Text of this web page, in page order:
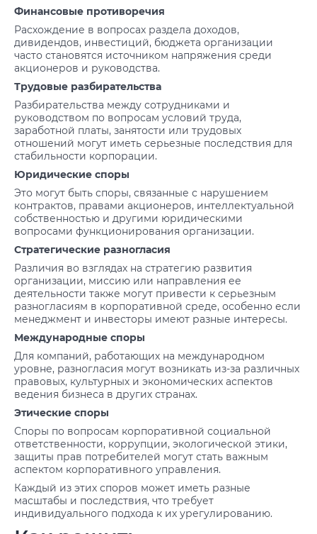
Финансовые противоречия
Расхождение в вопросах раздела доходов,
дивидендов, инвестиций, бюджета организации
часто становятся источником напряжения среди
акционеров и руководства.
Трудовые разбирательства
Разбирательства между сотрудниками и
руководством по вопросам условий труда,
заработной платы, занятости или трудовых
отношений могут иметь серьезные последствия для
стабильности корпорации.
Юридические споры
Это могут быть споры, связанные с нарушением
контрактов, правами акционеров, интеллектуальной
собственностью и другими юридическими
вопросами функционирования организации.
Стратегические разногласия
Различия во взглядах на стратегию развития
организации, миссию или направления ее
деятельности также могут привести к серьезным
разногласиям в корпоративной среде, особенно если
менеджмент и инвесторы имеют разные интересы.
Международные споры
Для компаний, работающих на международном
уровне, разногласия могут возникать из-за различных
правовых, культурных и экономических аспектов
ведения бизнеса в других странах.
Этические споры
Споры по вопросам корпоративной социальной
ответственности, коррупции, экологической этики,
защиты прав потребителей могут стать важным
аспектом корпоративного управления.
Каждый из этих споров может иметь разные
масштабы и последствия, что требует
индивидуального подхода к их урегулированию.